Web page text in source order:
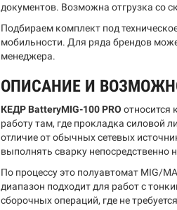
документов. Возможна отгрузка со
Подбираем комплект под
мобильности. Для ряда брендов
менеджера.
ОПИСАНИЕ И
КЕДР BatteryMIG-100 PRO относится
работу там, где прокладка силовой
отличие от обычных сетевых
выполнять сварку непосредственно
По процессу это полуавтомат MIG/
диапазон подходит для работ с
сборочных операций, где не